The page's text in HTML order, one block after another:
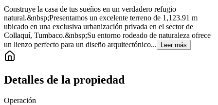
Construye la casa de tus sueños en un verdadero refugio
natural.&nbsp;Presentamos un excelente terreno de 1,123.91 m
ubicado en una exclusiva urbanización privada en el sector de
Collaquí, Tumbaco.&nbsp;Su entorno rodeado de naturaleza ofrece
un lienzo perfecto para un diseño arquitectónico...
Leer más
Detalles de la propiedad
Operación